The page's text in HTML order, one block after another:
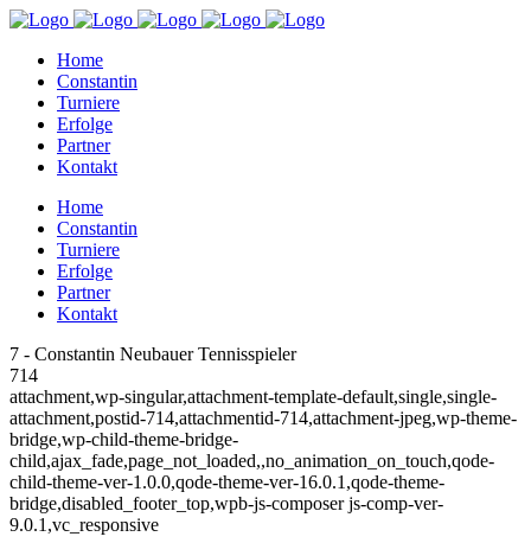
Home
Constantin
Turniere
Erfolge
Partner
Kontakt
Home
Constantin
Turniere
Erfolge
Partner
Kontakt
7 - Constantin Neubauer Tennisspieler
714
attachment,wp-singular,attachment-template-default,single,single-
attachment,postid-714,attachmentid-714,attachment-jpeg,wp-theme-
bridge,wp-child-theme-bridge-
child,ajax_fade,page_not_loaded,,no_animation_on_touch,qode-
child-theme-ver-1.0.0,qode-theme-ver-16.0.1,qode-theme-
bridge,disabled_footer_top,wpb-js-composer js-comp-ver-
9.0.1,vc_responsive